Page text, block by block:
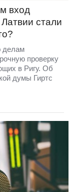
вход
стали
делам
проверку
в Ригу. Об
думы Гиртс